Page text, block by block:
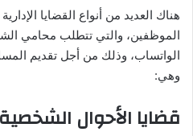
هناك العديد من أنواع القضايا
الموظفين، والتي تتطلب محامي
الواتساب، وذلك من أجل تقديم
وهي:
قضايا الأحوال الشخصية